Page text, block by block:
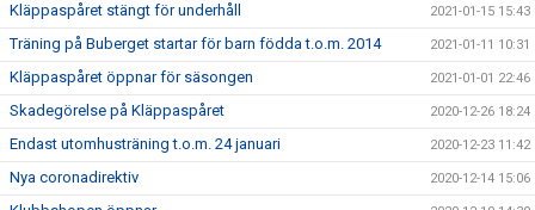
Kläppaspåret stängt för underhåll 2021-01-15 15:43
Träning på Buberget startar för barn födda t.o.m. 2014 2021-01-11 10:31
Kläppaspåret öppnar för säsongen 2021-01-01 22:46
Skadegörelse på Kläppaspåret 2020-12-26 18:24
Endast utomhusträning t.o.m. 24 januari 2020-12-23 11:42
Nya coronadirektiv 2020-12-14 15:06